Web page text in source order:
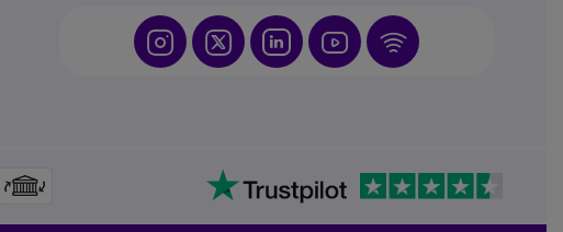
Icon IconIcon Icon Icon